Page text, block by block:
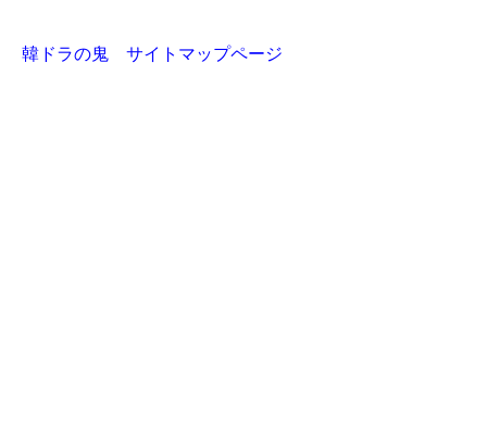
韓ドラの鬼 サイトマップページ